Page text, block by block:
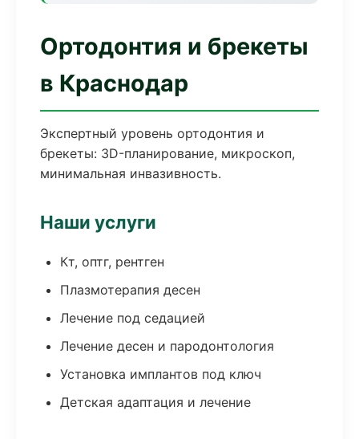
Ортодонтия и брекеты
в Краснодар
Экспертный уровень ортодонтия и
брекеты: 3D-планирование, микроскоп,
минимальная инвазивность.
Наши услуги
Кт, оптг, рентген
Плазмотерапия десен
Лечение под седацией
Лечение десен и пародонтология
Установка имплантов под ключ
Детская адаптация и лечение